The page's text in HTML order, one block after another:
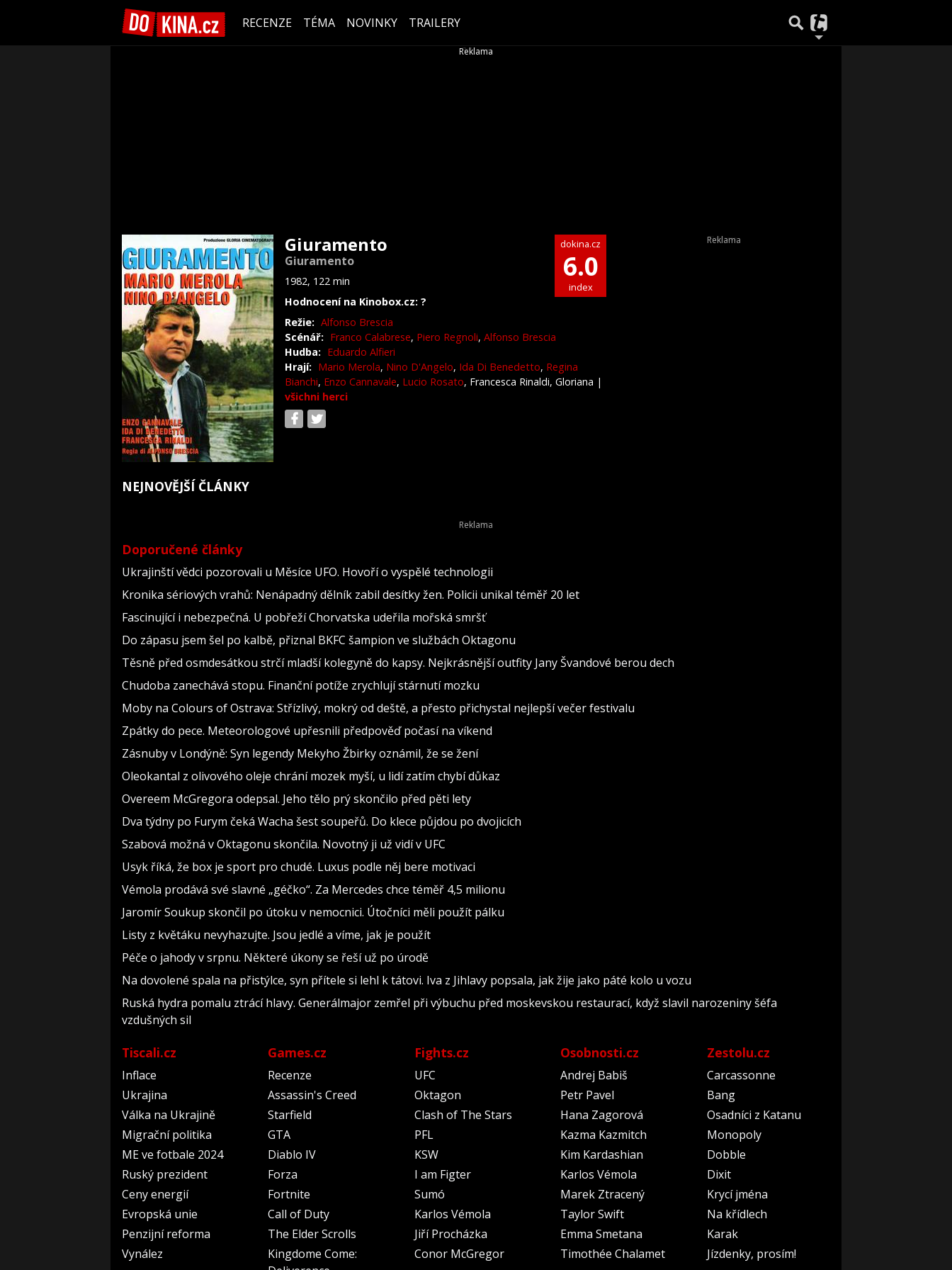
RECENZE TÉMA NOVINKY TRAILERY
Giuramento
Giuramento
1982, 122 min
Hodnocení na Kinobox.cz: ?
dokina.cz
6.0
index
Režie: Alfonso Brescia
Scénář: Franco Calabrese, Piero Regnoli, Alfonso Brescia
Hudba: Eduardo Alfieri
Hrají: Mario Merola, Nino D'Angelo, Ida Di Benedetto, Regina
Bianchi, Enzo Cannavale, Lucio Rosato, Francesca Rinaldi, Gloriana |
všichni herci
NEJNOVĚJŠÍ ČLÁNKY
Doporučené články
Ukrajinští vědci pozorovali u Měsíce UFO. Hovoří o vyspělé technologii
Kronika sériových vrahů: Nenápadný dělník zabil desítky žen. Policii unikal téměř 20 let
Fascinující i nebezpečná. U pobřeží Chorvatska udeřila mořská smršť
Do zápasu jsem šel po kalbě, přiznal BKFC šampion ve službách Oktagonu
Těsně před osmdesátkou strčí mladší kolegyně do kapsy. Nejkrásnější outfity Jany Švandové berou dech
Chudoba zanechává stopu. Finanční potíže zrychlují stárnutí mozku
Moby na Colours of Ostrava: Střízlivý, mokrý od deště, a přesto přichystal nejlepší večer festivalu
Zpátky do pece. Meteorologové upřesnili předpověď počasí na víkend
Zásnuby v Londýně: Syn legendy Mekyho Žbirky oznámil, že se žení
Oleokantal z olivového oleje chrání mozek myší, u lidí zatím chybí důkaz
Overeem McGregora odepsal. Jeho tělo prý skončilo před pěti lety
Dva týdny po Furym čeká Wacha šest soupeřů. Do klece půjdou po dvojicích
Szabová možná v Oktagonu skončila. Novotný ji už vidí v UFC
Usyk říká, že box je sport pro chudé. Luxus podle něj bere motivaci
Vémola prodává své slavné „géčko“. Za Mercedes chce téměř 4,5 milionu
Jaromír Soukup skončil po útoku v nemocnici. Útočníci měli použít pálku
Listy z květáku nevyhazujte. Jsou jedlé a víme, jak je použít
Péče o jahody v srpnu. Některé úkony se řeší už po úrodě
Na dovolené spala na přistýlce, syn přítele si lehl k tátovi. Iva z Jihlavy popsala, jak žije jako páté kolo u vozu
Ruská hydra pomalu ztrácí hlavy. Generálmajor zemřel při výbuchu před moskevskou restaurací, když slavil narozeniny šéfa
vzdušných sil
Tiscali.cz
Inflace
Ukrajina
Válka na Ukrajině
Migrační politika
ME ve fotbale 2024
Ruský prezident
Ceny energií
Evropská unie
Penzijní reforma
Vynález
Games.cz
Recenze
Assassin's Creed
Starfield
GTA
Diablo IV
Forza
Fortnite
Call of Duty
The Elder Scrolls
Kingdome Come:
Fights.cz
UFC
Oktagon
Clash of The Stars
PFL
KSW
I am Figter
Sumó
Karlos Vémola
Jiří Procházka
Conor McGregor
Osobnosti.cz
Andrej Babiš
Petr Pavel
Hana Zagorová
Kazma Kazmitch
Kim Kardashian
Karlos Vémola
Marek Ztracený
Taylor Swift
Emma Smetana
Timothée Chalamet
Zestolu.cz
Carcassonne
Bang
Osadníci z Katanu
Monopoly
Dobble
Dixit
Krycí jména
Na křídlech
Karak
Jízdenky, prosím!